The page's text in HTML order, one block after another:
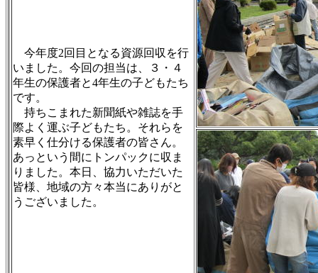
今年度2回目となる資源回収を行
いました。今回の担当は、３・４
年生の保護者と4年生の子どもたち
です。
持ちこまれた新聞紙や雑誌を手
際よく運ぶ子どもたち。それらを
素早く仕分ける保護者の皆さん。
あっという間にトンパックに収ま
りました。本日、協力いただいた
皆様、地域の方々本当にありがと
うございました。